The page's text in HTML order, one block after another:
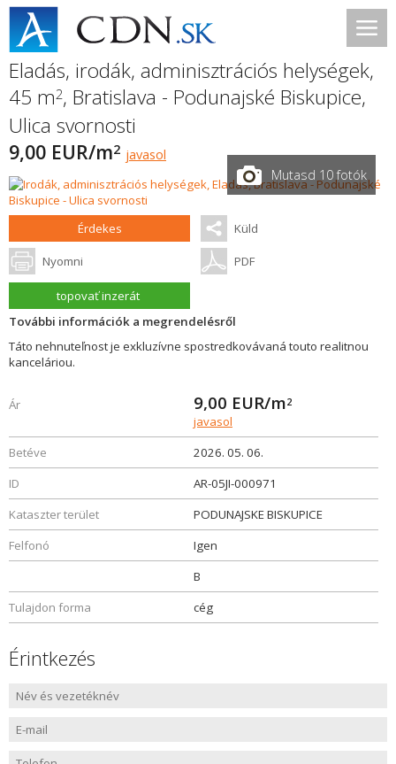
Eladás, irodák, adminisztrációs helységek,
45 m2, Bratislava - Podunajské Biskupice,
Ulica svornosti
9,00 EUR/m2 javasol
Mutasd 10 fotók
Érdekes Küld
Nyomni PDF
topovať inzerát
További információk a megrendelésről
Táto nehnuteľnost je exkluzívne spostredkovávaná touto realitnou
kanceláriou.
Ár 9,00 EUR/m2
javasol
Betéve
2026. 05. 06.
ID
AR-05JI-000971
Kataszter terület
PODUNAJSKE BISKUPICE
Felfonó
Igen
B
Tulajdon forma
cég
Érintkezés